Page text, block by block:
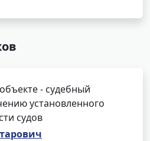
- судебный
установленного
судов